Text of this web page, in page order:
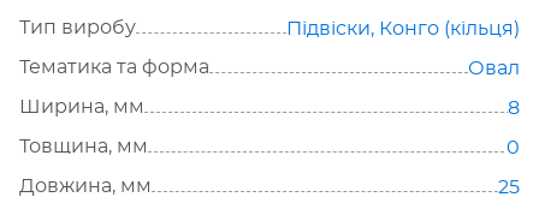
Тип виробу
Підвіски, Конго (кільця)
Тематика та форма
Овал
Ширина, мм
8
Товщина, мм
0
Довжина, мм
25